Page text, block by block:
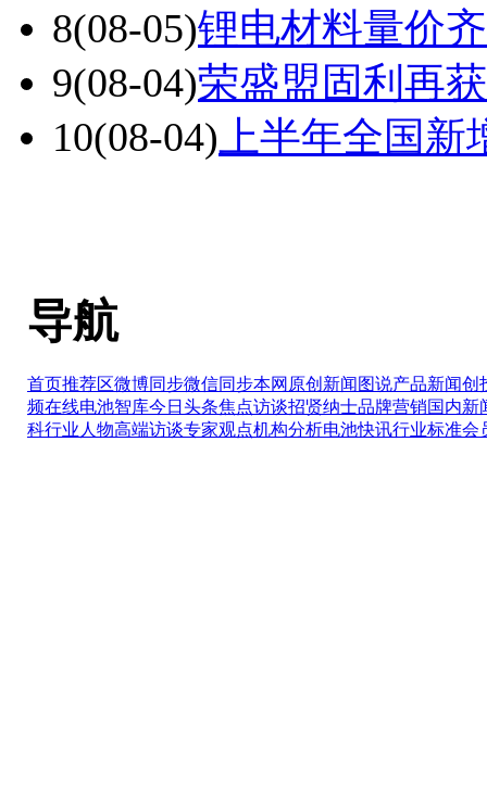
8(08-05)锂电材料量价
9(08-04)荣盛盟固利再
10(08-04) 上半年全国
导航
首页推荐区微博同步微信同步本网原创 新闻图说产品新闻创
频在线电池智库今日头条焦点访谈招贤纳士品牌营销国内新
科行业人物高端访谈专家观点机构分析电池快讯行业标准会